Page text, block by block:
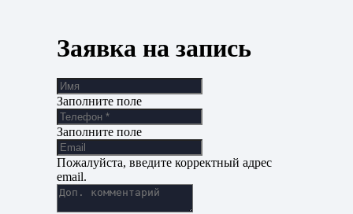
Заявка на запись
Заполните поле
Заполните поле
Пожалуйста, введите корректный адрес
email.